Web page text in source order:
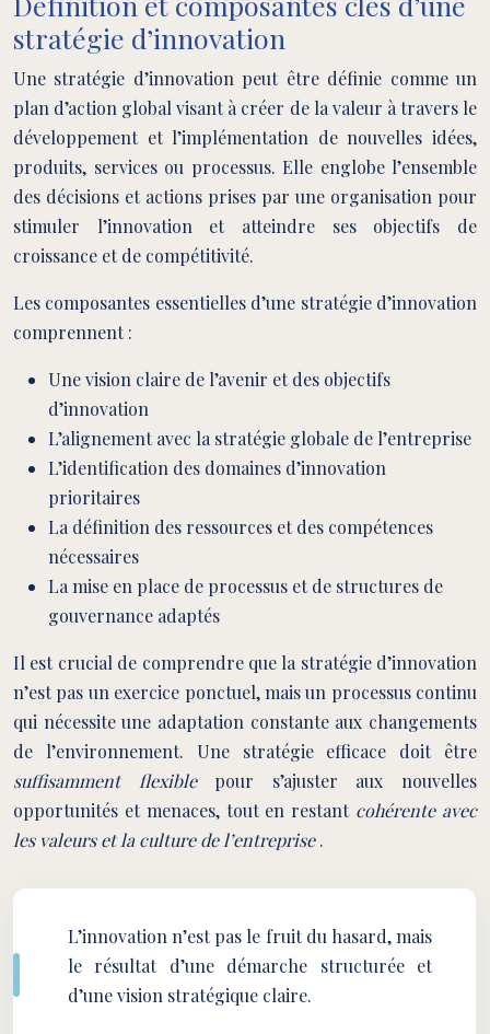
stratégie d’innovation
Une stratégie d’innovation peut être définie comme un
plan d’action global visant à créer de la valeur à travers le
développement et l’implémentation de nouvelles idées,
produits, services ou processus. Elle englobe l’ensemble
des décisions et actions prises par une organisation pour
stimuler l’innovation et atteindre ses objectifs de
croissance et de compétitivité.
Les composantes essentielles d’une stratégie d’innovation
comprennent :
Une vision claire de l’avenir et des objectifs
d’innovation
L’alignement avec la stratégie globale de l’entreprise
L’identification des domaines d’innovation
prioritaires
La définition des ressources et des compétences
nécessaires
La mise en place de processus et de structures de
gouvernance adaptés
Il est crucial de comprendre que la stratégie d’innovation
n’est pas un exercice ponctuel, mais un processus continu
qui nécessite une adaptation constante aux changements
de l’environnement. Une stratégie efficace doit être
suffisamment flexible pour s’ajuster aux nouvelles
opportunités et menaces, tout en restant cohérente avec
les valeurs et la culture de l’entreprise.
L’innovation n’est pas le fruit du hasard, mais
le résultat d’une démarche structurée et
d’une vision stratégique claire.